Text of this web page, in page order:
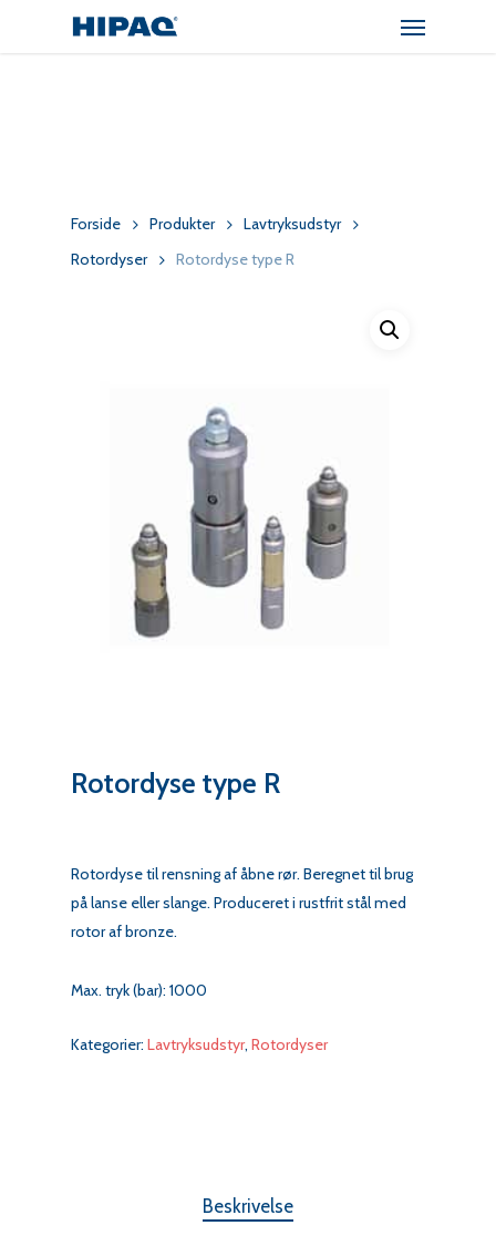
Menu
Forside Produkter
Lavtryksudstyr
Rotordyser
Rotordyse type R
Rotordyse type R
Rotordyse til rensning af åbne rør. Beregnet til brug
på lanse eller slange. Produceret i rustfrit stål med
rotor af bronze.
Max. tryk (bar): 1000
Kategorier: Lavtryksudstyr, Rotordyser
Beskrivelse